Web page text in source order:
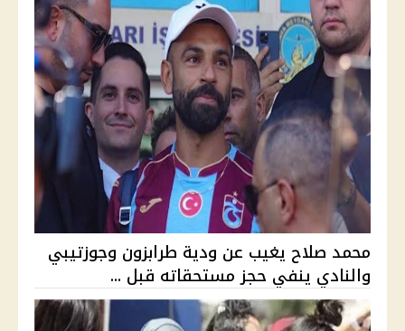
محمد صلاح يغيب عن ودية طرابزون وجوزتيبي
والنادي ينفي حجز مستحقاته قبل ...